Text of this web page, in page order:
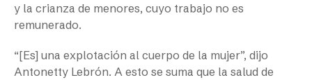
y la crianza de menores, cuyo trabajo no es
remunerado.
“[Es] una explotación al cuerpo de la mujer”, dijo
Antonetty Lebrón. A esto se suma que la salud de